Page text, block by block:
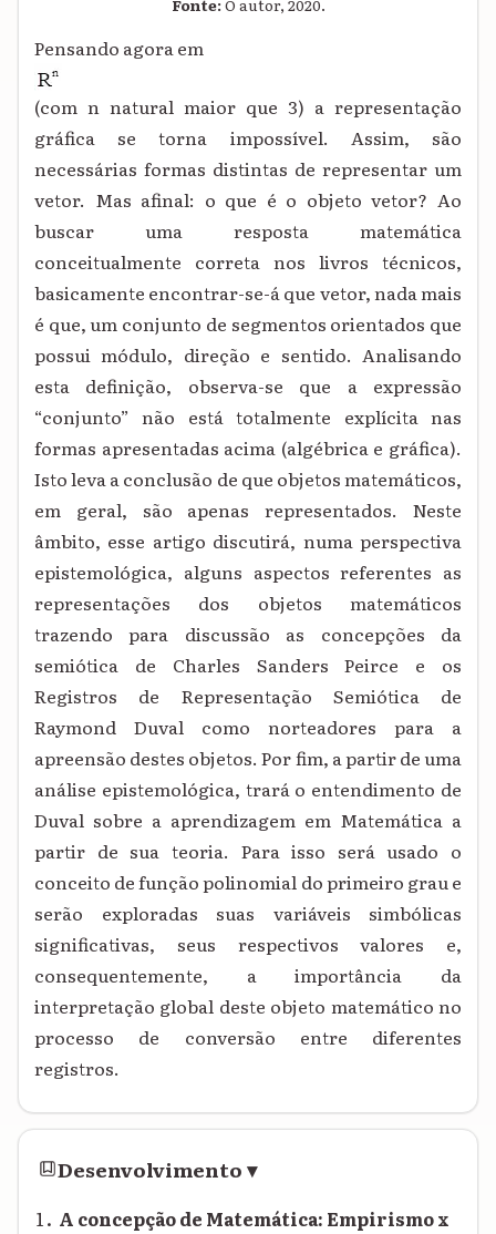
Fonte:O autor, 2020.
Pensando agora em
(com n natural maior que 3) a representação
gráfica se torna impossível. Assim, são
necessárias formas distintas de representar um
vetor. Mas afinal: o que é o objeto vetor? Ao
buscar uma resposta matemática
conceitualmente correta nos livros técnicos,
basicamente encontrar-se-á que vetor, nada mais
é que, um conjunto de segmentos orientados que
possui módulo, direção e sentido. Analisando
esta definição, observa-se que a expressão
“conjunto” não está totalmente explícita nas
formas apresentadas acima (algébrica e gráfica).
Isto leva a conclusão de que objetos matemáticos,
em geral, são apenas representados. Neste
âmbito, esse artigo discutirá, numa perspectiva
epistemológica, alguns aspectos referentes as
representações dos objetos matemáticos
trazendo para discussão as concepções da
semiótica de Charles Sanders Peirce e os
Registros de Representação Semiótica de
Raymond Duval como norteadores para a
apreensão destes objetos. Por fim, a partir de uma
análise epistemológica, trará o entendimento de
Duval sobre a aprendizagem em Matemática a
partir de sua teoria. Para isso será usado o
conceito de função polinomial do primeiro grau e
serão exploradas suas variáveis simbólicas
significativas, seus respectivos valores e,
consequentemente, a importância da
interpretação global deste objeto matemático no
processo de conversão entre diferentes
registros.
Desenvolvimento▾
A concepção de Matemática: Empirismo x